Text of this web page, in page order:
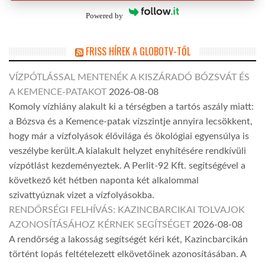
Powered by
FRISS HÍREK A GLOBOTV-TŐL
VÍZPÓTLÁSSAL MENTENÉK A KISZÁRADÓ BÓZSVÁT ÉS
A KEMENCE-PATAKOT 2026-08-08
Komoly vízhiány alakult ki a térségben a tartós aszály miatt:
a Bózsva és a Kemence-patak vízszintje annyira lecsökkent,
hogy már a vízfolyások élővilága és ökológiai egyensúlya is
veszélybe került.A kialakult helyzet enyhítésére rendkívüli
vízpótlást kezdeményeztek. A Perlit-92 Kft. segítségével a
következő két hétben naponta két alkalommal
szivattyúznak vizet a vízfolyásokba.
RENDŐRSÉGI FELHÍVÁS: KAZINCBARCIKAI TOLVAJOK
AZONOSÍTÁSÁHOZ KÉRNEK SEGÍTSÉGET 2026-08-08
A rendőrség a lakosság segítségét kéri két, Kazincbarcikán
történt lopás feltételezett elkövetőinek azonosításában. A